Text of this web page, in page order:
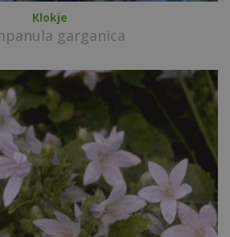
Klokje
garganica